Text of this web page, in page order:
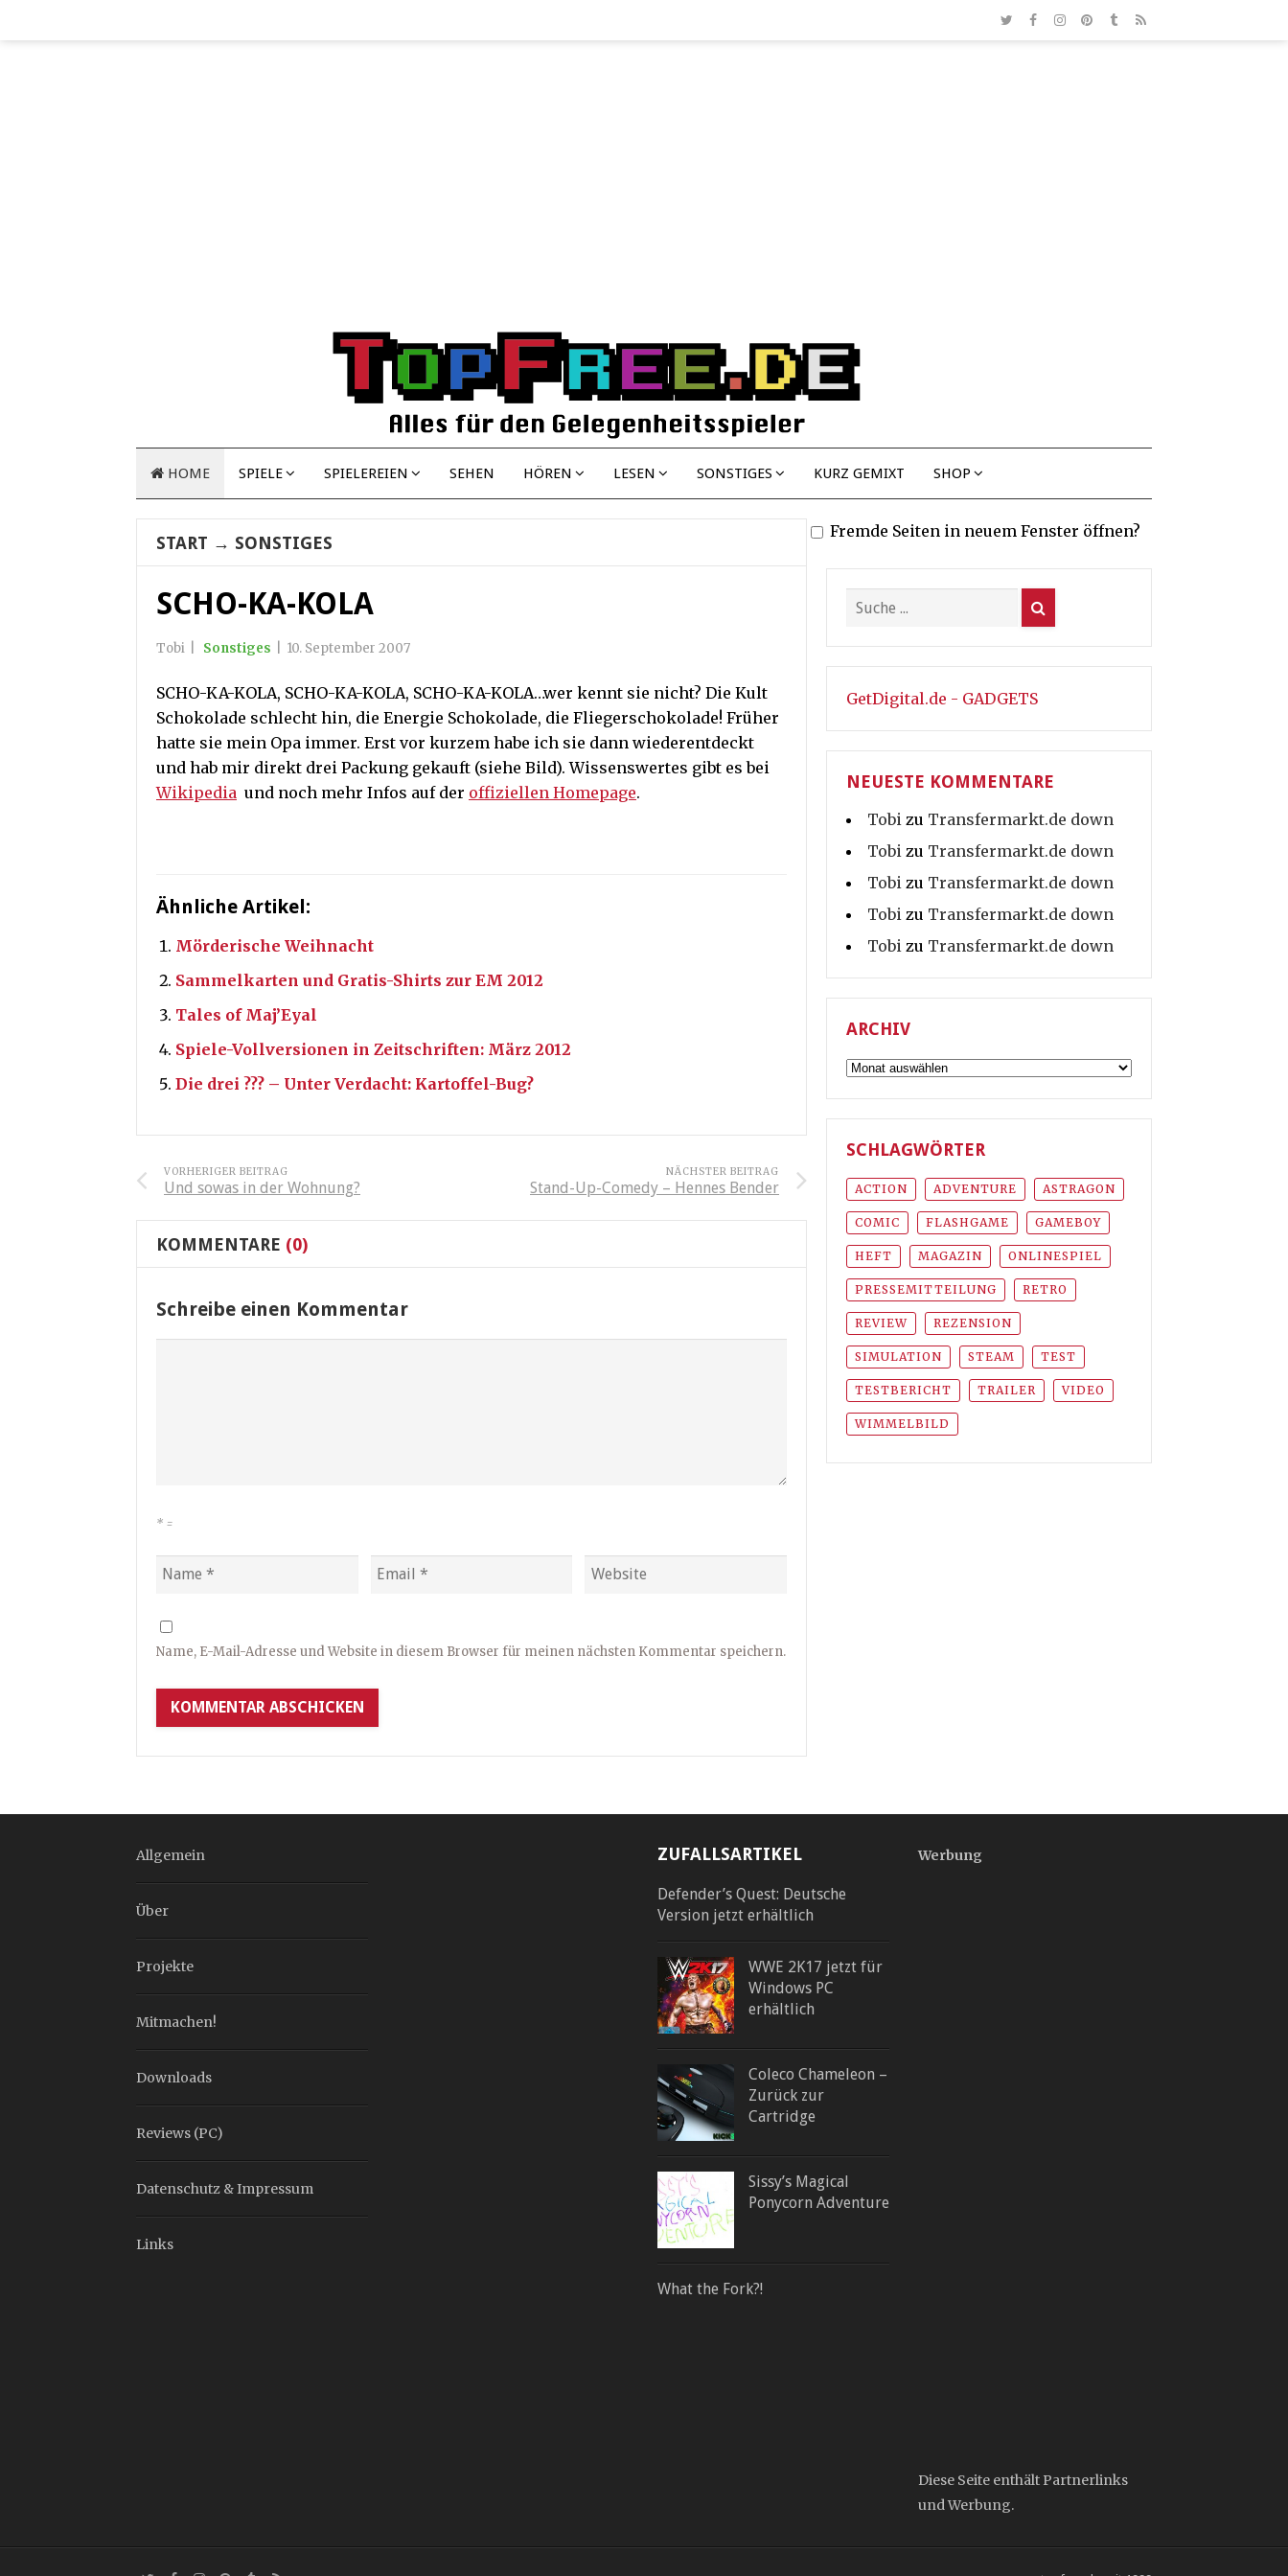
HOME SPIELE SPIELEREIEN SEHEN HÖREN LESEN SONSTIGES KURZ GEMIXT SHOP
START → SONSTIGES
SCHO-KA-KOLA
Tobi Sonstiges 10. September 2007
SCHO-KA-KOLA, SCHO-KA-KOLA, SCHO-KA-KOLA…wer kennt sie nicht? Die Kult
Schokolade schlecht hin, die Energie Schokolade, die Fliegerschokolade! Früher
hatte sie mein Opa immer. Erst vor kurzem habe ich sie dann wiederentdeckt
und hab mir direkt drei Packung gekauft (siehe Bild). Wissenswertes gibt es bei
Wikipedia und noch mehr Infos auf der offiziellen Homepage.
Ähnliche Artikel:
Mörderische Weihnacht
Sammelkarten und Gratis-Shirts zur EM 2012
Tales of Maj’Eyal
Spiele-Vollversionen in Zeitschriften: März 2012
Die drei ??? – Unter Verdacht: Kartoffel-Bug?
VORHERIGER BEITRAG
Und sowas in der Wohnung?
NÄCHSTER BEITRAG
Stand-Up-Comedy – Hennes Bender
KOMMENTARE (0)
Schreibe einen Kommentar
* =
Name, E-Mail-Adresse und Website in diesem Browser für meinen nächsten Kommentar speichern.
Fremde Seiten in neuem Fenster öffnen?
GetDigital.de - GADGETS
NEUESTE KOMMENTARE
Tobi zu Transfermarkt.de down
Tobi zu Transfermarkt.de down
Tobi zu Transfermarkt.de down
Tobi zu Transfermarkt.de down
Tobi zu Transfermarkt.de down
ARCHIV
Archiv
SCHLAGWÖRTER
ACTION ADVENTURE ASTRAGON
COMIC FLASHGAME GAMEBOY
HEFT MAGAZIN ONLINESPIEL
PRESSEMITTEILUNG RETRO
REVIEW REZENSION
SIMULATION STEAM TEST
TESTBERICHT TRAILER VIDEO
WIMMELBILD
Allgemein
Über
Projekte
Mitmachen!
Downloads
Reviews (PC)
Datenschutz & Impressum
Links
ZUFALLSARTIKEL
Defender’s Quest: Deutsche
Version jetzt erhältlich
WWE 2K17 jetzt für
Windows PC
erhältlich
Coleco Chameleon –
Zurück zur
Cartridge
Sissy’s Magical
Ponycorn Adventure
What the Fork?!
Werbung
Diese Seite enthält Partnerlinks
und Werbung.